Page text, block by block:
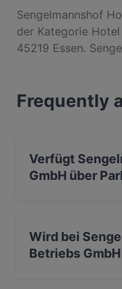
Sengelmannshof
der Kategorie
45219 Essen.
einem kompletten
entdecke die
Frequently
Verfügt
GmbH über
Wird bei
Betriebs